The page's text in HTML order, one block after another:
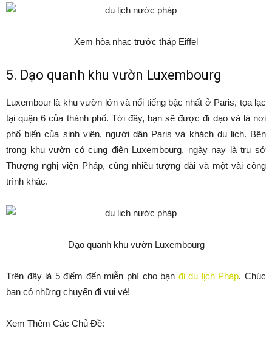
Xem hòa nhạc trước tháp Eiffel
5. Dạo quanh khu vườn Luxembourg
Luxembour là khu vườn lớn và nổi tiếng bậc nhất ở Paris, tọa lạc
tại quận 6 của thành phố. Tới đây, bạn sẽ được đi dạo và là nơi
phổ biến của sinh viên, người dân Paris và khách du lịch. Bên
trong khu vườn có cung điện Luxembourg, ngày nay là trụ sở
Thượng nghị viện Pháp, cùng nhiều tượng đài và một vài công
trình khác.
Dạo quanh khu vườn Luxembourg
Trên đây là 5 điểm đến miễn phí cho bạn đi du lịch Pháp. Chúc
bạn có những chuyến đi vui vẻ!
Xem Thêm Các Chủ Đề: